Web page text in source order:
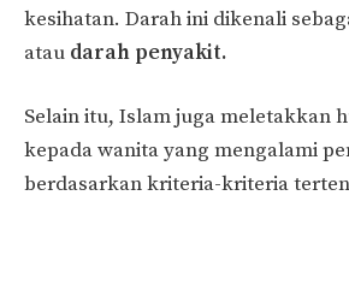
kesihatan. Darah ini dikenali
atau darah penyakit.
Selain itu, Islam juga meletakkan
kepada wanita yang mengalami
berdasarkan kriteria-kriteria